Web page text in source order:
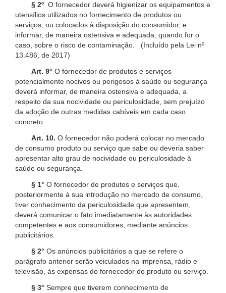
§ 2º O fornecedor deverá higienizar os equipamentos e
utensílios utilizados no fornecimento de produtos ou
serviços, ou colocados à disposição do consumidor, e
informar, de maneira ostensiva e adequada, quando for o
caso, sobre o risco de contaminação. (Incluído pela Lei nº
13.486, de 2017)
Art. 9° O fornecedor de produtos e serviços
potencialmente nocivos ou perigosos à saúde ou segurança
deverá informar, de maneira ostensiva e adequada, a
respeito da sua nocividade ou periculosidade, sem prejuízo
da adoção de outras medidas cabíveis em cada caso
concreto.
Art. 10. O fornecedor não poderá colocar no mercado
de consumo produto ou serviço que sabe ou deveria saber
apresentar alto grau de nocividade ou periculosidade à
saúde ou segurança.
§ 1° O fornecedor de produtos e serviços que,
posteriormente à sua introdução no mercado de consumo,
tiver conhecimento da periculosidade que apresentem,
deverá comunicar o fato imediatamente às autoridades
competentes e aos consumidores, mediante anúncios
publicitários.
§ 2° Os anúncios publicitários a que se refere o
parágrafo anterior serão veiculados na imprensa, rádio e
televisão, às expensas do fornecedor do produto ou serviço.
§ 3° Sempre que tiverem conhecimento de